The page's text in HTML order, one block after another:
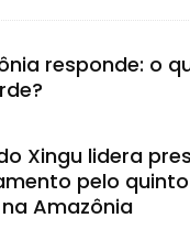
responde: o
Xingu lidera
pelo
Amazônia